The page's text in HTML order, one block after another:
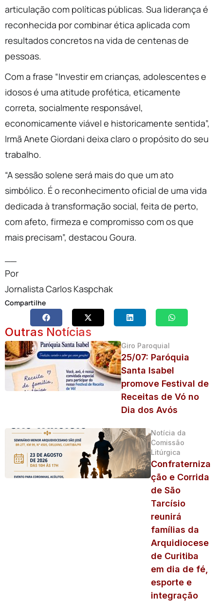
articulação com políticas públicas. Sua liderança é
reconhecida por combinar ética aplicada com
resultados concretos na vida de centenas de
pessoas.
Com a frase “Investir em crianças, adolescentes e
idosos é uma atitude profética, eticamente
correta, socialmente responsável,
economicamente viável e historicamente sentida”,
Irmã Anete Giordani deixa claro o propósito do seu
trabalho.
“A sessão solene será mais do que um ato
simbólico. É o reconhecimento oficial de uma vida
dedicada à transformação social, feita de perto,
com afeto, firmeza e compromisso com os que
mais precisam”, destacou Goura.
Por
Jornalista Carlos Kaspchak
Compartilhe
Outras Notícias
Giro Paroquial
25/07: Paróquia
Santa Isabel
promove Festival de
Receitas de Vó no
Dia dos Avós
Notícia da
Comissão
Litúrgica
Confraterniza
ção e Corrida
de São
Tarcísio
reunirá
famílias da
Arquidiocese
de Curitiba
em dia de fé,
esporte e
integração